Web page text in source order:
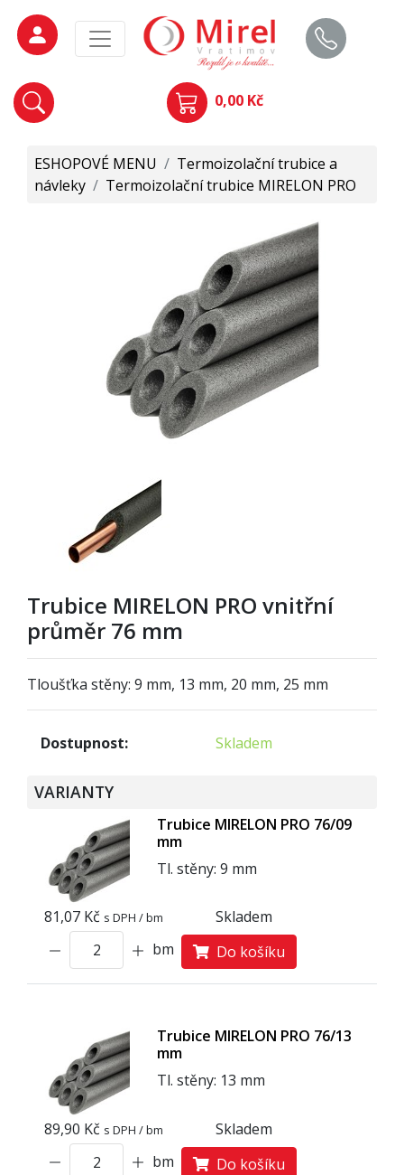
0,00 Kč
ESHOPOVÉ MENU / Termoizolační trubice a
návleky / Termoizolační trubice MIRELON PRO
Trubice MIRELON PRO vnitřní
průměr 76 mm
Tloušťka stěny: 9 mm, 13 mm, 20 mm, 25 mm
Dostupnost: Skladem
VARIANTY
Trubice MIRELON PRO 76/09
mm
Tl. stěny: 9 mm
81,07 Kč s DPH / bm
Skladem
bm
Do košíku
Trubice MIRELON PRO 76/13
mm
Tl. stěny: 13 mm
89,90 Kč s DPH / bm
Skladem
bm
Do košíku